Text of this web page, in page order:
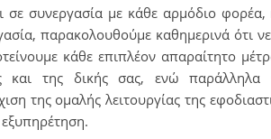
σε συνεργασία με κάθε αρμόδιο
παρακολουθούμε καθημερινά ότι
κάθε επιπλέον απαραίτητο
και της δικής σας, ενώ παράλληλα
της ομαλής λειτουργίας της